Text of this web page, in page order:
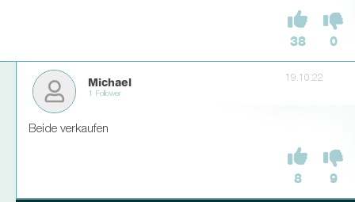
38 0
Michael
1 Follower
19.10.22
Beide verkaufen
8 9